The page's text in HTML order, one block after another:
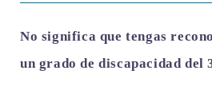
No significa que tengas
un grado de discapacidad del